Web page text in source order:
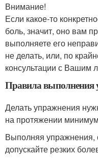
Внимание!
Если какое-то
боль, значит, оно вам
выполняете его
не делать, или, по
консультации с Вашим
Правила выполнения
Делать упражнения
на протяжении
Выполняя упражнения,
допускайте резких